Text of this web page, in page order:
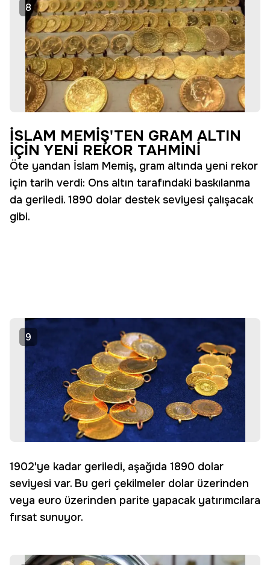
8
İSLAM MEMİŞ'TEN GRAM ALTIN
İÇİN YENİ REKOR TAHMİNİ
Öte yandan İslam Memiş, gram altında yeni rekor
için tarih verdi: Ons altın tarafındaki baskılanma
da geriledi. 1890 dolar destek seviyesi çalışacak
gibi.
9
1902'ye kadar geriledi, aşağıda 1890 dolar
seviyesi var. Bu geri çekilmeler dolar üzerinden
veya euro üzerinden parite yapacak yatırımcılara
fırsat sunuyor.